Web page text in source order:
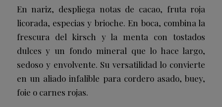
En nariz, despliega notas de cacao, fruta roja
licorada, especias y brioche. En boca, combina la
frescura del kirsch y la menta con tostados
dulces y un fondo mineral que lo hace largo,
sedoso y envolvente. Su versatilidad lo convierte
en un aliado infalible para cordero asado, buey,
foie o carnes rojas.